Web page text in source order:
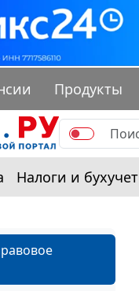
Продукты
Налоги и бухучет